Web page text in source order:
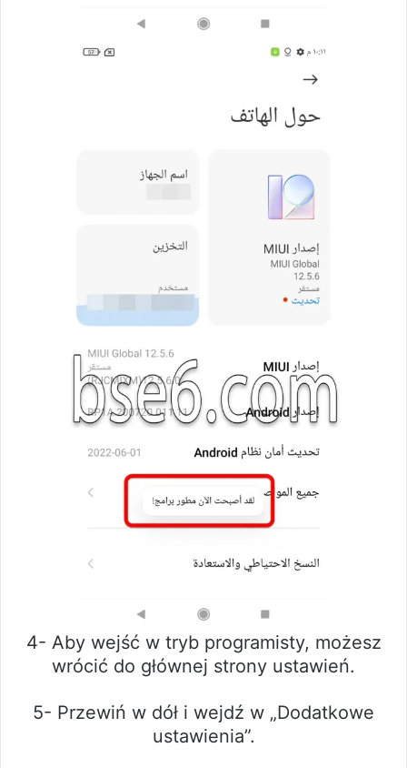
4- Aby wejść w tryb programisty, możesz
wrócić do głównej strony ustawień.
5- Przewiń w dół i wejdź w „Dodatkowe
ustawienia”.